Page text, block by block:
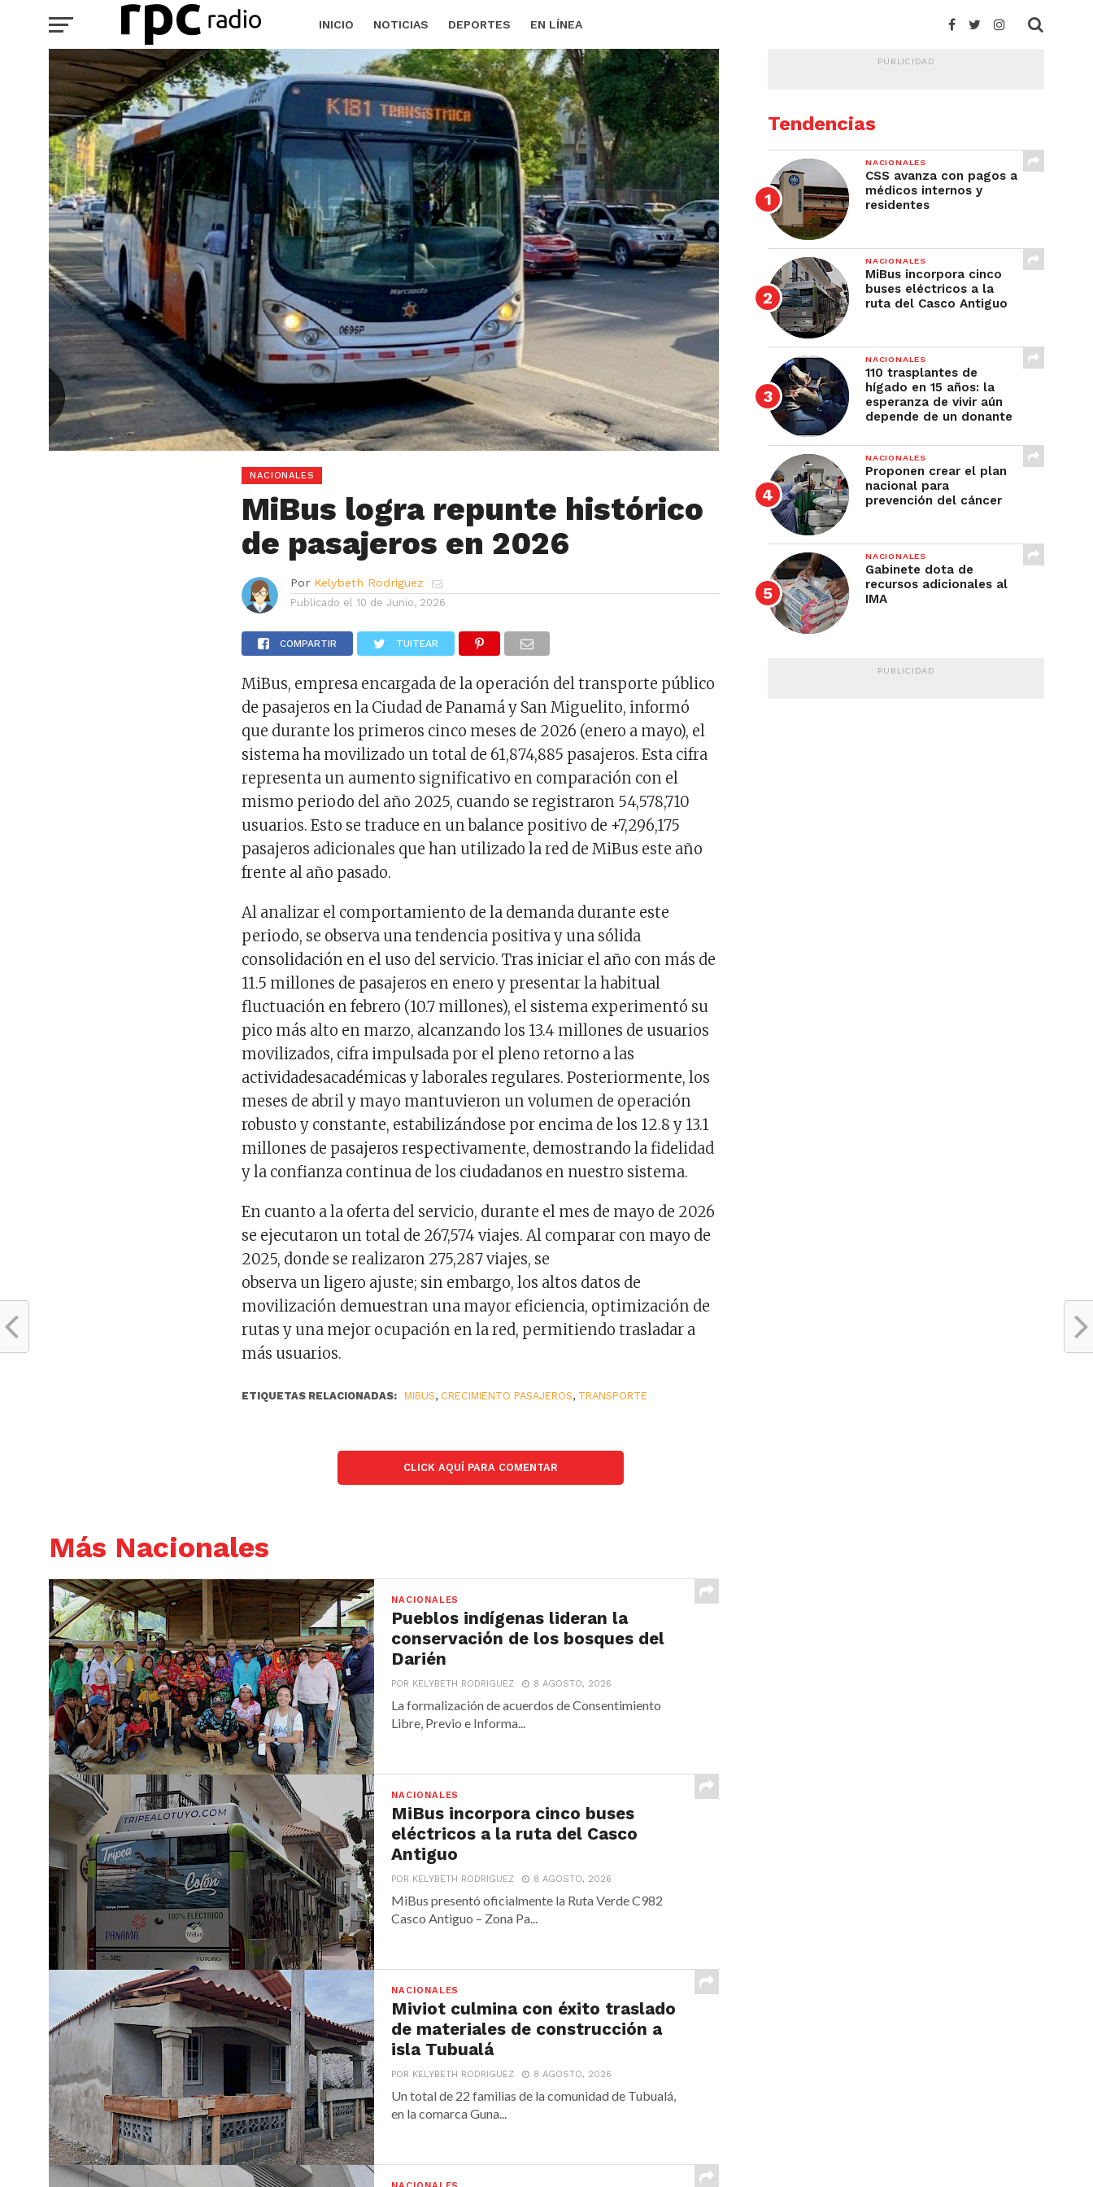
INICIO NOTICIAS DEPORTES EN LÍNEA
NACIONALES
MiBus logra repunte histórico
de pasajeros en 2026
Por Kelybeth Rodriguez
Publicado el 10 de Junio, 2026
COMPARTIR TUITEAR
MiBus, empresa encargada de la operación del transporte público
de pasajeros en la Ciudad de Panamá y San Miguelito, informó
que durante los primeros cinco meses de 2026 (enero a mayo), el
sistema ha movilizado un total de 61,874,885 pasajeros. Esta cifra
representa un aumento significativo en comparación con el
mismo periodo del año 2025, cuando se registraron 54,578,710
usuarios. Esto se traduce en un balance positivo de +7,296,175
pasajeros adicionales que han utilizado la red de MiBus este año
frente al año pasado.
Al analizar el comportamiento de la demanda durante este
periodo, se observa una tendencia positiva y una sólida
consolidación en el uso del servicio. Tras iniciar el año con más de
11.5 millones de pasajeros en enero y presentar la habitual
fluctuación en febrero (10.7 millones), el sistema experimentó su
pico más alto en marzo, alcanzando los 13.4 millones de usuarios
movilizados, cifra impulsada por el pleno retorno a las
actividadesacadémicas y laborales regulares. Posteriormente, los
meses de abril y mayo mantuvieron un volumen de operación
robusto y constante, estabilizándose por encima de los 12.8 y 13.1
millones de pasajeros respectivamente, demostrando la fidelidad
y la confianza continua de los ciudadanos en nuestro sistema.
En cuanto a la oferta del servicio, durante el mes de mayo de 2026
se ejecutaron un total de 267,574 viajes. Al comparar con mayo de
2025, donde se realizaron 275,287 viajes, se
observa un ligero ajuste; sin embargo, los altos datos de
movilización demuestran una mayor eficiencia, optimización de
rutas y una mejor ocupación en la red, permitiendo trasladar a
más usuarios.
ETIQUETAS RELACIONADAS: MIBUS, CRECIMIENTO PASAJEROS, TRANSPORTE
CLICK AQUÍ PARA COMENTAR
Más Nacionales
NACIONALES
Pueblos indígenas lideran la
conservación de los bosques del
Darién
POR KELYBETH RODRIGUEZ 8 AGOSTO, 2026
La formalización de acuerdos de Consentimiento
Libre, Previo e Informa...
NACIONALES
MiBus incorpora cinco buses
eléctricos a la ruta del Casco
Antiguo
POR KELYBETH RODRIGUEZ 8 AGOSTO, 2026
MiBus presentó oficialmente la Ruta Verde C982
Casco Antiguo – Zona Pa...
NACIONALES
Miviot culmina con éxito traslado
de materiales de construcción a
isla Tubualá
POR KELYBETH RODRIGUEZ 8 AGOSTO, 2026
Un total de 22 familias de la comunidad de Tubualá,
en la comarca Guna...
PUBLICIDAD
Tendencias
NACIONALES
CSS avanza con pagos a
médicos internos y
residentes
NACIONALES
MiBus incorpora cinco
buses eléctricos a la
ruta del Casco Antiguo
NACIONALES
110 trasplantes de
hígado en 15 años: la
esperanza de vivir aún
depende de un donante
NACIONALES
Proponen crear el plan
nacional para
prevención del cáncer
NACIONALES
Gabinete dota de
recursos adicionales al
IMA
PUBLICIDAD